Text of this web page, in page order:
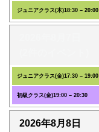
ジュニアクラス(木)18:30 – 20:00
ジュニアクラス(金)17:30 – 19:00
初級クラス(金)19:00 – 20:30
2026年8月8日